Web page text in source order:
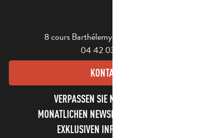
8 cours Barthélemy - 13400 Aubagne
04 42 03 49 98
KONTAKT
VERPASSEN SIE NICHT UNSEREN
MONATLICHEN NEWSLETTER UND UNSERE
EXKLUSIVEN INFORMATIONEN!